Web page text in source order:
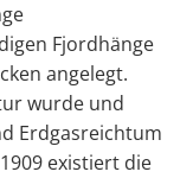
Fjordhänge
angelegt.
wurde und
Erdgasreichtum
existiert die